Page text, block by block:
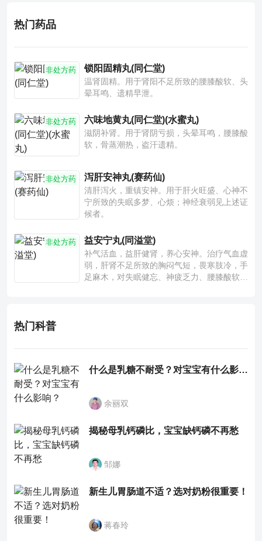
热门药品
非处方药 锁阳固精丸(同仁堂)
温肾固精。用于肾阳不足所致的腰膝酸软、头
晕耳鸣、遗精早泄。
非处方药 六味地黄丸(同仁堂)(水蜜丸)
滋阴补肾。用于肾阴亏损，头晕耳鸣，腰膝酸
软，骨蒸潮热，盗汗遗精。
非处方药 泻肝安神丸(赛药仙)
清肝泻火，重镇安神。用于肝火旺盛、心神不
宁所致的失眠多梦、心烦；神经衰弱见上述证
候者。
非处方药 益安宁丸(同溢堂)
补气活血，益肝健肾，养心安神。治疗气血虚
弱，肝肾不足所致的胸闷气短，畏寒肢冷，手
足麻木，对失眠健忘、神疲乏力、腰膝酸软也
热门科普
什么是乳糖不耐受？对宝宝有什么影响？
余丽双
揭秘母乳钙磷比，宝宝缺钙磷不再愁
邹娜
新生儿胃肠道不适？选对奶粉很重要！
蒋春玲